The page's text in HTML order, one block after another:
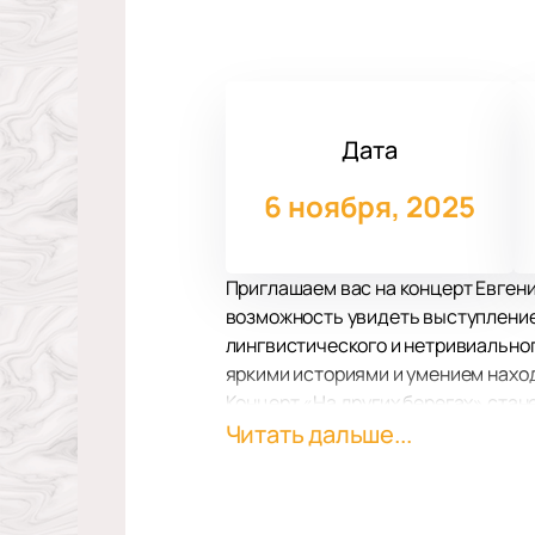
Дата
6 ноября, 2025
Приглашаем вас на концерт
возможность увидеть
лингвистического и
яркими историями и умением
Концерт «На других берегах»
Евгений избегает использования
Читать дальше...